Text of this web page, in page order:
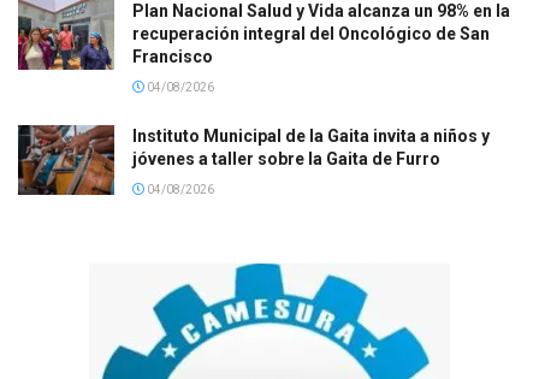
Plan Nacional Salud y Vida alcanza un 98% en la
recuperación integral del Oncológico de San
Francisco
04/08/2026
Instituto Municipal de la Gaita invita a niños y
jóvenes a taller sobre la Gaita de Furro
04/08/2026